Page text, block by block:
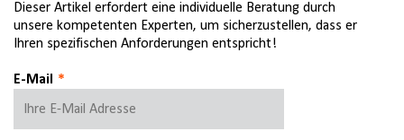
Dieser Artikel erfordert eine individuelle Beratung durch
unsere kompetenten Experten, um sicherzustellen, dass er
Ihren spezifischen Anforderungen entspricht!
E-Mail